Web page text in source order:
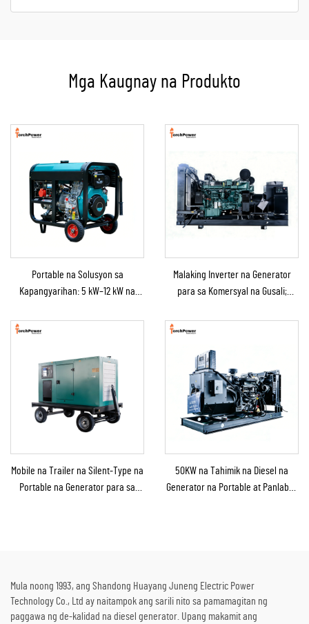
Mga Kaugnay na Produkto
Portable na Solusyon sa
Kapangyarihan: 5 kW–12 kW na
Bahay/Tindahan/Konstruksyon/Backup
Malaking Inverter na Generator
para sa Komersyal na Gusali;
Generator para sa Benta
Mobile na Trailer na Silent-Type na
Portable na Generator para sa
50KW na Tahimik na Diesel na
Generator na Portable at Panlabas
Mula noong 1993, ang Shandong Huayang Juneng Electric Power
Technology Co., Ltd ay naitampok ang sarili nito sa pamamagitan ng
paggawa ng de-kalidad na diesel generator. Upang makamit ang